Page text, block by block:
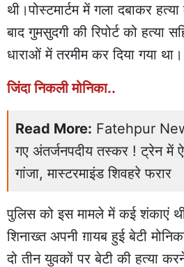
थी।पोस्टमार्टम में गला दबाकर
बाद गुमसुदगी की रिपोर्ट को हत्या
धाराओं में तरमीम कर दिया गया था।
जिंदा निकली मोनिका..
Read More: Fatehpur
गए अंतर्जनपदीय तस्कर ! ट्रेन में
गांजा, मास्टरमाइंड शिवहरे फरार
पुलिस को इस मामले में कई शंकाएं
शिनाख्त अपनी ग़ायब हुई बेटी
दो तीन युवकों पर बेटी की हत्या